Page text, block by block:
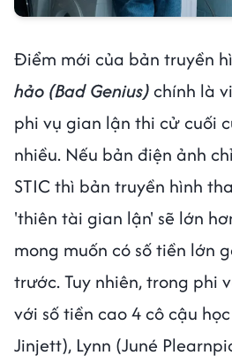
Điểm mới của bản truyền
hảo (Bad Genius)chính là
phi vụ gian lận thi cử cuối
nhiều. Nếu bản điện ảnh
STIC thì bản truyền hình
'thiên tài gian lận' sẽ lớn
mong muốn có số tiền lớn
trước. Tuy nhiên, trong phi
với số tiền cao 4 cô cậu
Jinjett), Lynn (Juné